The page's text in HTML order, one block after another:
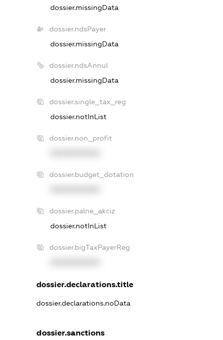
dossier.missingData
dossier.ndsPayer
dossier.missingData
dossier.ndsAnnul
dossier.missingData
dossier.single_tax_reg
dossier.notInList
dossier.non_profit
dossier.budget_dotation
dossier.palne_akciz
dossier.notInList
dossier.bigTaxPayerReg
dossier.declarations.title
dossier.declarations.noData
dossier.sanctions